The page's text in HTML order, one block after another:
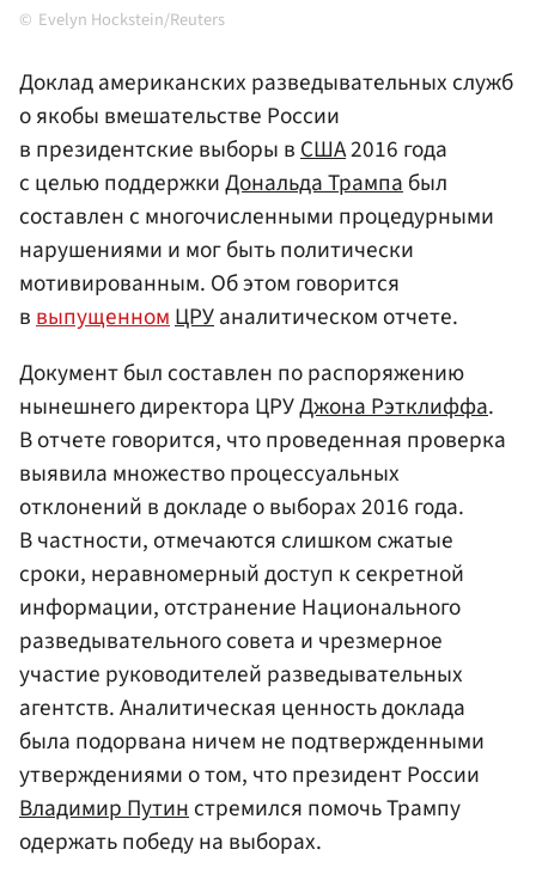
Evelyn Hockstein/Reuters
Доклад американских разведывательных служб
о якобы вмешательстве России
в президентские выборы вСША2016 года
с целью поддержкиДональда Трампабыл
составлен с многочисленными процедурными
нарушениями и мог быть политически
мотивированным. Об этом говорится
ввыпущенномЦРУаналитическом отчете.
Документ был составлен по распоряжению
нынешнего директора ЦРУДжона Рэтклиффа.
В отчете говорится, что проведенная проверка
выявила множество процессуальных
отклонений в докладе о выборах 2016 года.
В частности, отмечаются слишком сжатые
сроки, неравномерный доступ к секретной
информации, отстранение Национального
разведывательного совета и чрезмерное
участие руководителей разведывательных
агентств. Аналитическая ценность доклада
была подорвана ничем не подтвержденными
утверждениями о том, что президент России
Владимир Путинстремился помочь Трампу
одержать победу на выборах.